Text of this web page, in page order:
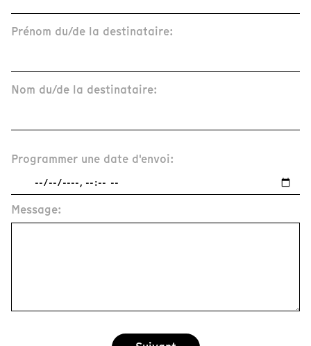
Prénom du/de la destinataire:
Nom du/de la destinataire:
Programmer une date d'envoi:
Message: